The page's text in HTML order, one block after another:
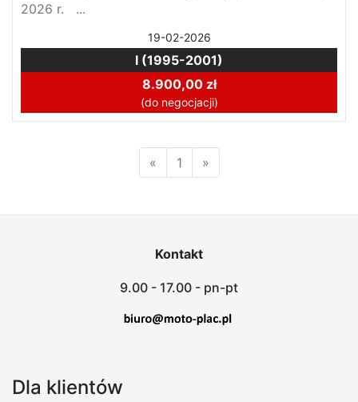
2026 r. ...
19-02-2026
I (1995-2001)
8.900,00 zł
(do negocjacji)
« 1 »
Kontakt
9.00 - 17.00 - pn-pt
Dla klientów